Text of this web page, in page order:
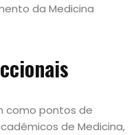
da Medicina
como pontos de
de Medicina,